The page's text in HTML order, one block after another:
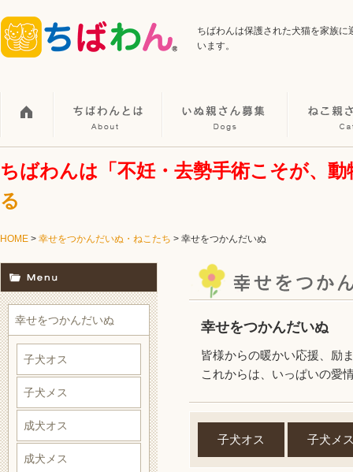
ちばわんは保護された犬猫を家族
います。
ちばわんは「不妊・去勢手術こそが、
る
HOME > 幸せをつかんだいぬ・ねこたち > 幸せをつかんだいぬ
幸せをつかんだいぬ
皆様からの暖かい応援、励
これからは、いっぱいの愛
子犬オス 子犬メ
幸せをつかんだいぬ
子犬オス
子犬メス
成犬オス
成犬メス